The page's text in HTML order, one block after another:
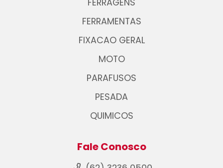
FERRAGENS
FERRAMENTAS
FIXACAO GERAL
MOTO
PARAFUSOS
PESADA
QUIMICOS
Fale Conosco